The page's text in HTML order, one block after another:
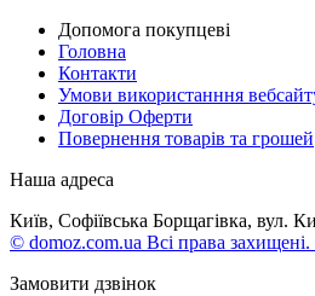
Допомога покупцеві
Головна
Контакти
Умови використанння
Договір Оферти
Повернення товарів та грошей
Наша адреса
Київ, Софіївська Борщагівка, вул.
© domoz.com.ua Всі права
Замовити дзвінок